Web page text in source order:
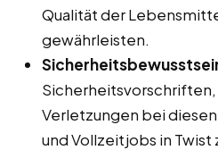
Qualität der
gewährleisten.
Sicherheitsvorschriften,
Verletzungen bei
und Vollzeitjobs in Twist